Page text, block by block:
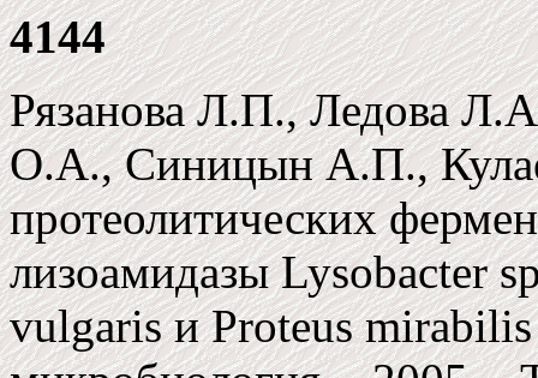
4144
Рязанова Л.П., Ледова
О.А., Синицын А.П.,
протеолитических
лизоамидазы Lysobacter
vulgaris и Proteus